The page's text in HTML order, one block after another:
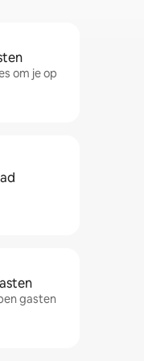
om je op
gasten